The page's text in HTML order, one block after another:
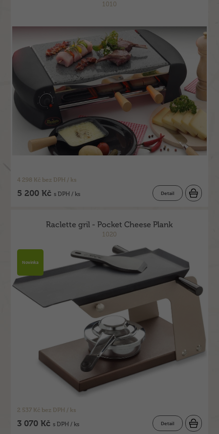
1010
4 298 Kč bez DPH / ks
5 200 Kčs DPH / ks Detail
Raclette gril - Pocket Cheese Plank
1020
Novinka
2 537 Kč bez DPH / ks
3 070 Kčs DPH / ks Detail